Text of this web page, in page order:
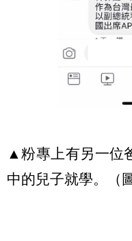
▲粉專上有另一位
中的兒子就學。（